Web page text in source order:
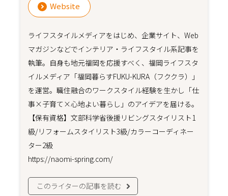
Website
ライフスタイルメディアをはじめ、企業サイト、Web
マガジンなどでインテリア・ライフスタイル系記事を
執筆。自身も地元福岡を応援すべく、福岡ライフスタ
イルメディア「福岡暮らすFUKU-KURA（フククラ）」
を運営。職住融合のワークスタイル経験を生かし「仕
事×子育て×心地よい暮らし」のアイデアを届ける。
【保有資格】文部科学省後援リビングスタイリスト1
級/リフォームスタイリスト3級/カラーコーディネー
ター2級
https://naomi-spring.com/
このライターの記事を読む